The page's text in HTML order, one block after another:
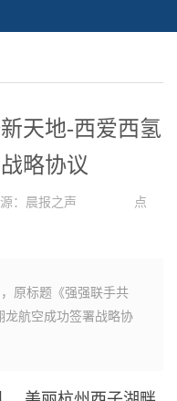
天地-西爱西氢
略协议
：晨报之声
点
原标题《强强联手共
龙航空成功签署战略协